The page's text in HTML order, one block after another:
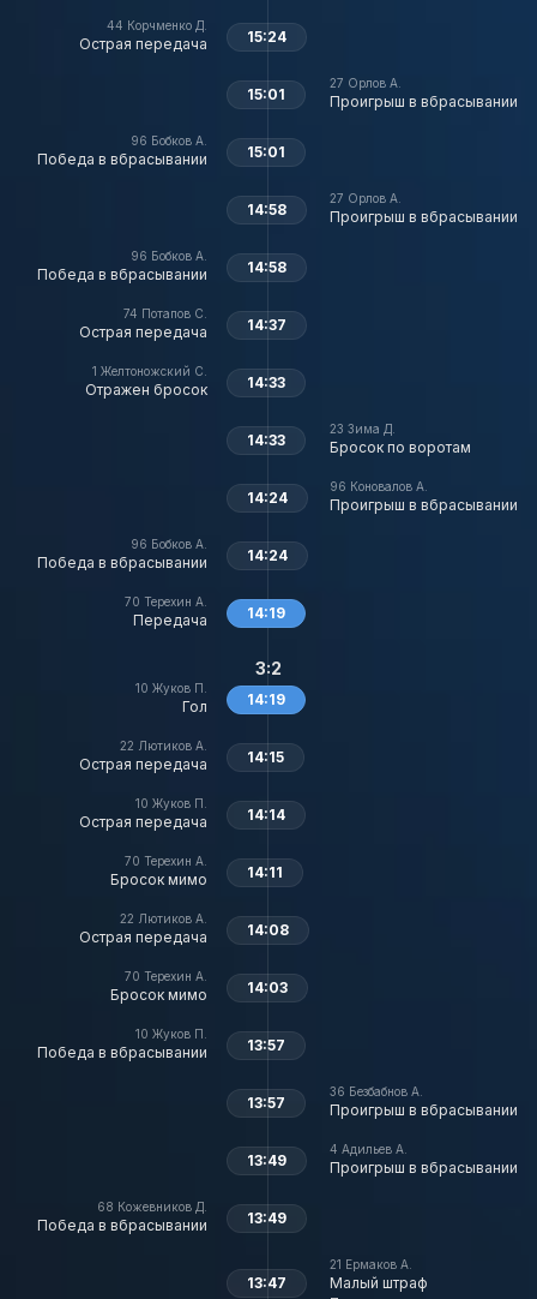
44 Корчменко Д.
Острая передача 15:24
27 Орлов А.
Проигрыш в вбрасывании
15:01
96 Бобков А.
Победа в вбрасывании 15:01
27 Орлов А.
Проигрыш в вбрасывании
14:58
96 Бобков А.
Победа в вбрасывании 14:58
74 Потапов С.
Острая передача 14:37
1 Желтоножский С.
Отражен бросок 14:33
23 Зима Д.
Бросок по воротам
14:33
96 Коновалов А.
Проигрыш в вбрасывании
14:24
96 Бобков А.
Победа в вбрасывании 14:24
70 Терехин А.
Передача 14:19
10 Жуков П.
Гол
3:2
14:19
22 Лютиков А.
Острая передача 14:15
10 Жуков П.
Острая передача 14:14
70 Терехин А.
Бросок мимо 14:11
22 Лютиков А.
Острая передача 14:08
70 Терехин А.
Бросок мимо 14:03
10 Жуков П.
Победа в вбрасывании 13:57
36 Безбабнов А.
Проигрыш в вбрасывании
13:57
4 Адильев А.
Проигрыш в вбрасывании
13:49
68 Кожевников Д.
Победа в вбрасывании 13:49
21 Ермаков А.
Малый штраф
13:47